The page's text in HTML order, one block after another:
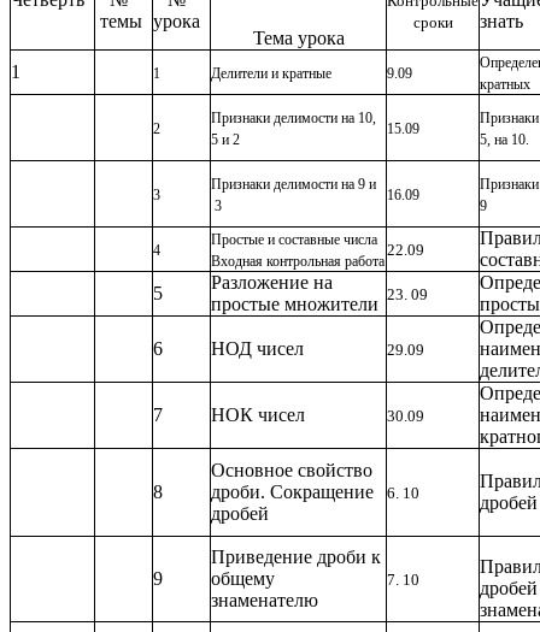
темы урока
Тема урока
сроки
знать
1 1 Делители и кратные 9.09
кратных
2
Признаки делимости на 10,
5 и 2
15.09
5, на 10.
3
Признаки делимости на 9 и
3
16.09
9
4
Простые и составные числа
Входная контрольная работа
22.09
5
Разложение на
простые множители 23. 09
6 НОД чисел 29.09
7 НОК чисел 30.09
8
Основное свойство
дроби. Сокращение
дробей
6. 10
дробей
9
Приведение дроби к
общему
знаменателю
7. 10